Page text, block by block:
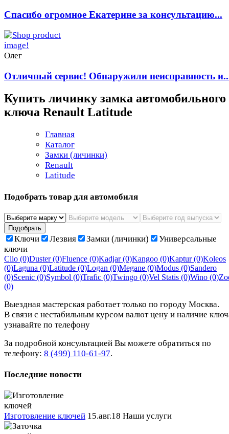
Спасибо огромное Екатерине за консультацию...
Олег
Отличный сервис! Обнаружили неисправность
Купить личинку замка автомобильного
ключа Renault Latitude
Главная
Каталог
Замки (личинки)
Renault
Latitude
Подобрать товар для автомобиля
Подобрать
Ключи Лезвия Замки (личинки)
Универсальные
ключи
Clio (0)Duster(0)Fluence (0)Kadjar(0)Kangoo (0)Kaptur(0)Koleos
(0)Laguna (0)Latitude (0)Logan (0)Megane (0)Modus (0)Sandero
(0)Scenic (0)Symbol (0)Trafic (0)Twingo (0)Vel Statis (0)Wino (0)
(0)
Выездная мастерская работает только по городу Москва.
В связи с нестабильным курсом валют цену и наличие
узнавайте по телефону
За подробной консультацией Вы можете обратиться по
телефону: 8 (499) 110-61-97.
Последние новости
Изготовление ключей 15.авг.18 Наши услуги